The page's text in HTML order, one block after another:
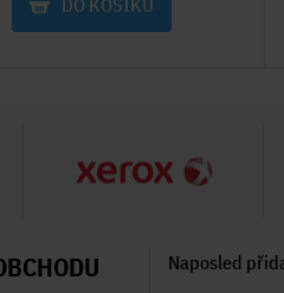
DO KOŠÍKU
Naposled